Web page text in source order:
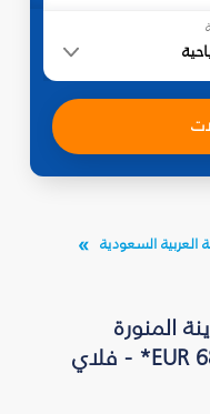
العربية السعودية
المنورة
(MED) بأسعار تبدأ من EUR 688.05* - فلاي